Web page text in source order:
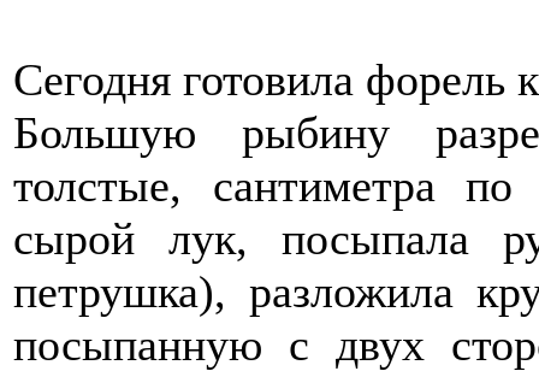
Сегодня готовила форель
Большую рыбину
толстые, сантиметра
сырой лук, посыпала
петрушка), разложила
посыпанную с двух